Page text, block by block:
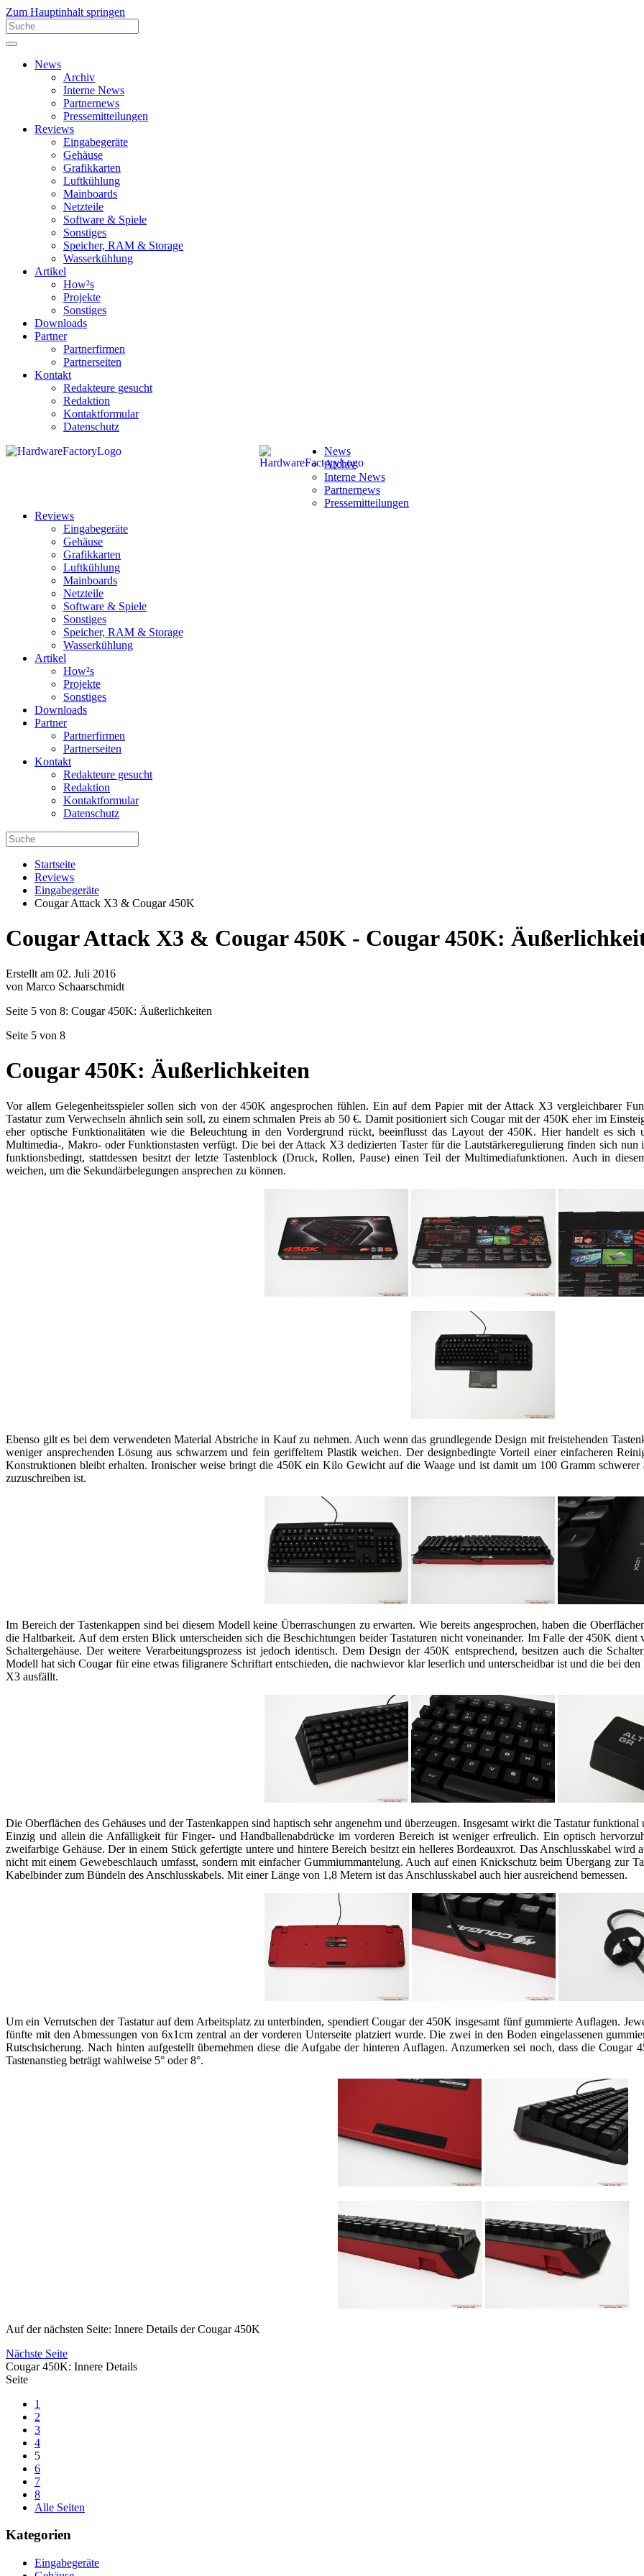
Zum Hauptinhalt springen
News
Archiv
Interne News
Partnernews
Pressemitteilungen
Reviews
Eingabegeräte
Gehäuse
Grafikkarten
Luftkühlung
Mainboards
Netzteile
Software & Spiele
Sonstiges
Speicher, RAM & Storage
Wasserkühlung
Artikel
How²s
Projekte
Sonstiges
Downloads
Partner
Partnerfirmen
Partnerseiten
Kontakt
Redakteure gesucht
Redaktion
Kontaktformular
Datenschutz
News
Archiv
Interne News
Partnernews
Pressemitteilungen
Reviews
Eingabegeräte
Gehäuse
Grafikkarten
Luftkühlung
Mainboards
Netzteile
Software & Spiele
Sonstiges
Speicher, RAM & Storage
Wasserkühlung
Artikel
How²s
Projekte
Sonstiges
Downloads
Partner
Partnerfirmen
Partnerseiten
Kontakt
Redakteure gesucht
Redaktion
Kontaktformular
Datenschutz
Startseite
Reviews
Eingabegeräte
Cougar Attack X3 & Cougar 450K
Cougar Attack X3 & Cougar 450K - Cougar 450K:
Erstellt am 02. Juli 2016
von Marco Schaarschmidt
Seite 5 von 8: Cougar 450K: Äußerlichkeiten
Seite 5 von 8
Cougar 450K: Äußerlichkeiten
Vor allem Gelegenheitsspieler sollen sich von der 450K angesprochen fühlen. Ein auf dem Papier mit der Attack X3 vergleichbarer
Tastatur zum Verwechseln ähnlich sein soll, zu einem schmalen Preis ab 50 €. Damit positioniert sich Cougar mit der 450K eher im
eher optische Funktionalitäten wie die Beleuchtung in den Vordergrund rückt, beeinflusst das Layout der 450K. Hier handelt es sich
Multimedia-, Makro- oder Funktionstasten verfügt. Die bei der Attack X3 dedizierten Taster für die Lautstärkeregulierung finden sich
funktionsbedingt, stattdessen besitzt der letzte Tastenblock (Druck, Rollen, Pause) einen Teil der Multimediafunktionen. Auch in
weichen, um die Sekundärbelegungen ansprechen zu können.
Ebenso gilt es bei dem verwendeten Material Abstriche in Kauf zu nehmen. Auch wenn das grundlegende Design mit freistehenden
weniger ansprechenden Lösung aus schwarzem und fein geriffeltem Plastik weichen. Der designbedingte Vorteil einer einfacheren
Konstruktionen bleibt erhalten. Ironischer weise bringt die 450K ein Kilo Gewicht auf die Waage und ist damit um 100 Gramm
zuzuschreiben ist.
Im Bereich der Tastenkappen sind bei diesem Modell keine Überraschungen zu erwarten. Wie bereits angesprochen, haben die
die Haltbarkeit. Auf dem ersten Blick unterscheiden sich die Beschichtungen beider Tastaturen nicht voneinander. Im Falle der 450K
Schaltergehäuse. Der weitere Verarbeitungsprozess ist jedoch identisch. Dem Design der 450K entsprechend, besitzen auch die
Modell hat sich Cougar für eine etwas filigranere Schriftart entschieden, die nachwievor klar leserlich und unterscheidbar ist und die bei
X3 ausfällt.
Die Oberflächen des Gehäuses und der Tastenkappen sind haptisch sehr angenehm und überzeugen. Insgesamt wirkt die Tastatur
Einzig und allein die Anfälligkeit für Finger- und Handballenabdrücke im vorderen Bereich ist weniger erfreulich. Ein optisch
zweifarbige Gehäuse. Der in einem Stück gefertigte untere und hintere Bereich besitzt ein helleres Bordeauxrot. Das Anschlusskabel wird
nicht mit einem Gewebeschlauch umfasst, sondern mit einfacher Gummiummantelung. Auch auf einen Knickschutz beim Übergang zur
Kabelbinder zum Bündeln des Anschlusskabels. Mit einer Länge von 1,8 Metern ist das Anschlusskabel auch hier ausreichend bemessen.
Um ein Verrutschen der Tastatur auf dem Arbeitsplatz zu unterbinden, spendiert Cougar der 450K insgesamt fünf gummierte Auflagen.
fünfte mit den Abmessungen von 6x1cm zentral an der vorderen Unterseite platziert wurde. Die zwei in den Boden eingelassenen
Rutschsicherung. Nach hinten aufgestellt übernehmen diese die Aufgabe der hinteren Auflagen. Anzumerken sei noch, dass die
Tastenanstieg beträgt wahlweise 5° oder 8°.
Auf der nächsten Seite: Innere Details der Cougar 450K
Nächste Seite
Cougar 450K: Innere Details
Seite
1
2
3
4
5
6
7
8
Alle Seiten
Kategorien
Eingabegeräte